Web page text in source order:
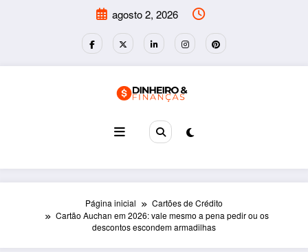
agosto 2, 2026
Página inicial
Cartões de Crédito
Cartão Auchan em 2026: vale mesmo a pena pedir ou os
descontos escondem armadilhas